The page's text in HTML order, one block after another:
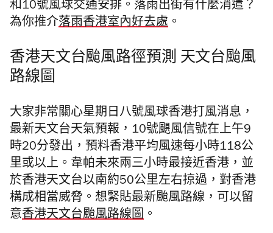
和10號風球交通安排。落雨出街有什麼消遣？
為你推介落雨香港室內好去處 。
香港天文台颱風路徑預測 天文台颱風
路線圖
大家非常關心星期日八號風球香港打風消息，
最新天文台天氣預報，10號颶風信號在上午9
時20分發出，預料香港平均風速每小時118公
里或以上。韋帕未來兩三小時最接近香港，並
於香港天文台以南約50公里左右掠過，對香港
構成相當威脅。 想緊貼最新颱風路線，可以留
意香港天文台颱風路線圖 。